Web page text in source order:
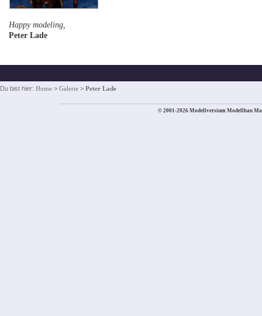
Happy modeling,
Peter Lade
Du bist hier: Home > Galerie > Peter Lade
© 2001-2026 Modellversium Modellbau